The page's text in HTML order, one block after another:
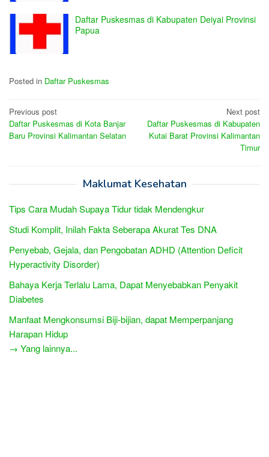
Daftar Puskesmas di Kabupaten Deiyai Provinsi
Papua
Posted in Daftar Puskesmas
Post
navigation
Previous post
Daftar Puskesmas di Kota Banjar
Baru Provinsi Kalimantan Selatan
Next post
Daftar Puskesmas di Kabupaten
Kutai Barat Provinsi Kalimantan
Timur
Maklumat Kesehatan
Tips Cara Mudah Supaya Tidur tidak Mendengkur
Studi Komplit, Inilah Fakta Seberapa Akurat Tes DNA
Penyebab, Gejala, dan Pengobatan ADHD (Attention Deficit
Hyperactivity Disorder)
Bahaya Kerja Terlalu Lama, Dapat Menyebabkan Penyakit
Diabetes
Manfaat Mengkonsumsi Biji-bijian, dapat Memperpanjang
Harapan Hidup
→ Yang lainnya...